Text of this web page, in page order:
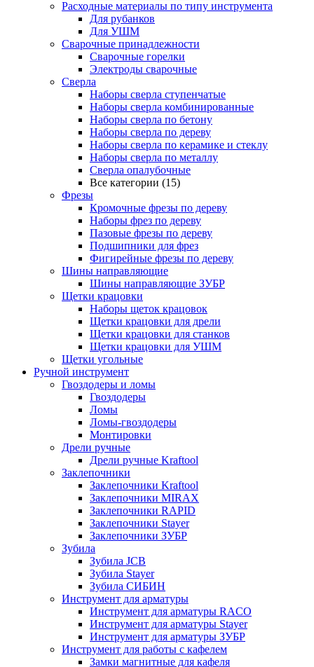
Расходные материалы по типу инструмента
Для рубанков
Для УШМ
Сварочные принадлежности
Сварочные горелки
Электроды сварочные
Сверла
Наборы cверла ступенчатые
Наборы сверла комбинированные
Наборы сверла по бетону
Наборы сверла по дереву
Наборы сверла по керамике и стеклу
Наборы сверла по металлу
Сверла опалубочные
Все категории (15)
Фрезы
Кромочные фрезы по дереву
Наборы фрез по дереву
Пазовые фрезы по дереву
Подшипники для фрез
Фигирейные фрезы по дереву
Шины направляющие
Шины направляющие ЗУБР
Щетки крацовки
Наборы щеток крацовок
Щетки крацовки для дрели
Щетки крацовки для станков
Щетки крацовки для УШМ
Щетки угольные
Ручной инструмент
Гвоздодеры и ломы
Гвоздодеры
Ломы
Ломы-гвоздодеры
Монтировки
Дрели ручные
Дрели ручные Kraftool
Заклепочники
Заклепочники Kraftool
Заклепочники MIRAX
Заклепочники RAPID
Заклепочники Stayer
Заклепочники ЗУБР
Зубила
Зубила JCB
Зубила Stayer
Зубила СИБИН
Инструмент для арматуры
Инструмент для арматуры RACO
Инструмент для арматуры Stayer
Инструмент для арматуры ЗУБР
Инструмент для работы с кафелем
Замки магнитные для кафеля